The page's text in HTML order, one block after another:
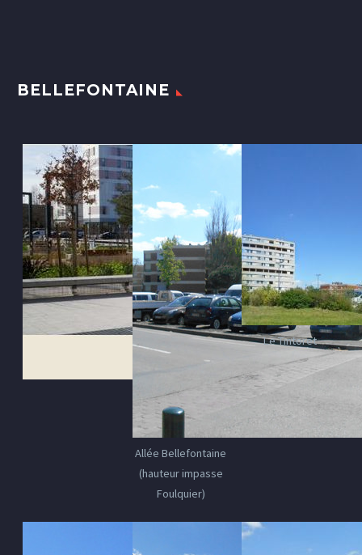
BELLEFONTAINE
Allée Bellefontaine
(hauteur impasse
Foulquier)
Le Tintoret